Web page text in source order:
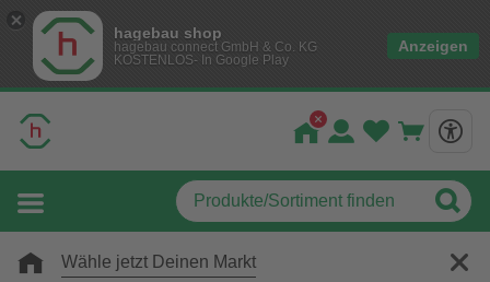
hagebau shop
hagebau connect GmbH & Co. KG
KOSTENLOS- In Google Play
Anzeigen
Wähle jetzt Deinen Markt